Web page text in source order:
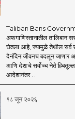
Taliban Bans
अफगाणिस्तानातील तालिबान
घेतला आहे, ज्यामुळे तेथील सर्व
दैनंदिन जीवनच बदलून जाणार
आणि देशाचे सर्वोच्च नेते
आदेशानंतर ..
१८ जून २०२६